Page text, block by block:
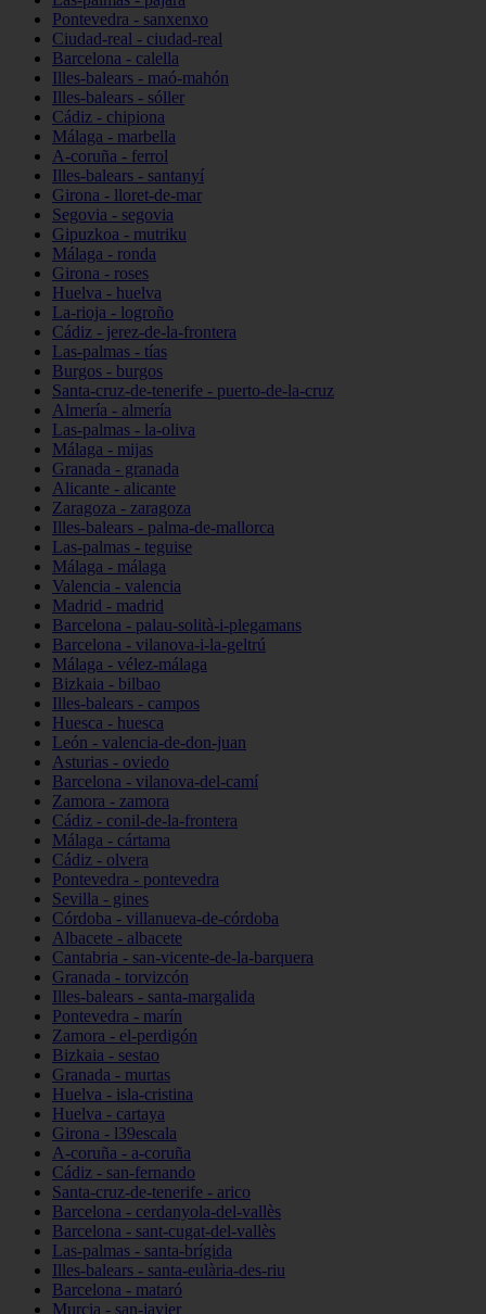
Pontevedra - sanxenxo
Ciudad-real - ciudad-real
Barcelona - calella
Illes-balears - maó-mahón
Illes-balears - sóller
Cádiz - chipiona
Málaga - marbella
A-coruña - ferrol
Illes-balears - santanyí
Girona - lloret-de-mar
Segovia - segovia
Gipuzkoa - mutriku
Málaga - ronda
Girona - roses
Huelva - huelva
La-rioja - logroño
Cádiz - jerez-de-la-frontera
Las-palmas - tías
Burgos - burgos
Santa-cruz-de-tenerife - puerto-de-la-cruz
Almería - almería
Las-palmas - la-oliva
Málaga - mijas
Granada - granada
Alicante - alicante
Zaragoza - zaragoza
Illes-balears - palma-de-mallorca
Las-palmas - teguise
Málaga - málaga
Valencia - valencia
Madrid - madrid
Barcelona - palau-solità-i-plegamans
Barcelona - vilanova-i-la-geltrú
Málaga - vélez-málaga
Bizkaia - bilbao
Illes-balears - campos
Huesca - huesca
León - valencia-de-don-juan
Asturias - oviedo
Barcelona - vilanova-del-camí
Zamora - zamora
Cádiz - conil-de-la-frontera
Málaga - cártama
Cádiz - olvera
Pontevedra - pontevedra
Sevilla - gines
Córdoba - villanueva-de-córdoba
Albacete - albacete
Cantabria - san-vicente-de-la-barquera
Granada - torvizcón
Illes-balears - santa-margalida
Pontevedra - marín
Zamora - el-perdigón
Bizkaia - sestao
Granada - murtas
Huelva - isla-cristina
Huelva - cartaya
Girona - l39escala
A-coruña - a-coruña
Cádiz - san-fernando
Santa-cruz-de-tenerife - arico
Barcelona - cerdanyola-del-vallès
Barcelona - sant-cugat-del-vallès
Las-palmas - santa-brígida
Illes-balears - santa-eulària-des-riu
Barcelona - mataró
Murcia - san-javier